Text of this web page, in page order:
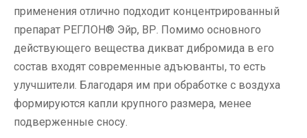
применения отлично подходит концентрированный
препарат РЕГЛОН® Эйр, ВР. Помимо основного
действующего вещества дикват дибромида в его
состав входят современные адъюванты, то есть
улучшители. Благодаря им при обработке с воздуха
формируются капли крупного размера, менее
подверженные сносу.